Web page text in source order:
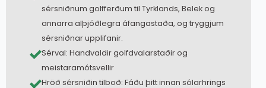
sérsniðnum golfferðum til Tyrklands, Belek og
annarra alþjóðlegra áfangastaða, og tryggjum
sérsniðnar upplifanir.
Sérval: Handvaldir golfdvalarstaðir og
meistaramótsvellir
Hröð sérsniðin tilboð: Fáðu þitt innan sólarhrings